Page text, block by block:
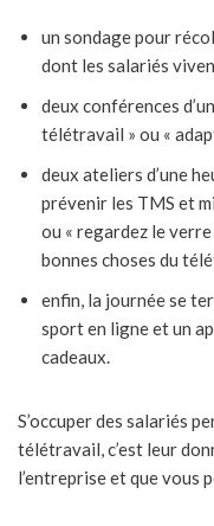
un sondage pour
dont les salariés
deux conférences
télétravail » ou «
deux ateliers d’une
prévenir les TMS et
ou « regardez le
bonnes choses du
enfin, la journée se
sport en ligne et un
cadeaux.
S’occuper des salariés
télétravail, c’est leur
l’entreprise et que vous